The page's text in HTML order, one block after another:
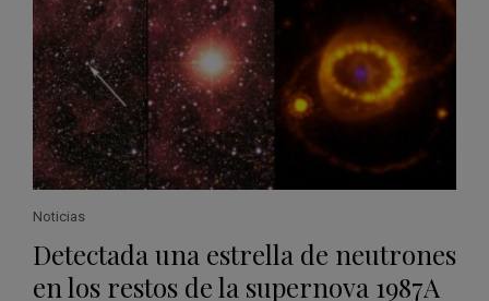
Noticias
Detectada una estrella de neutrones
en los restos de la supernova 1987A